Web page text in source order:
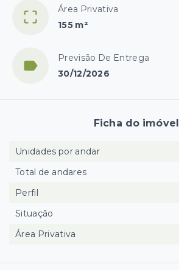
Área Privativa
155 m²
Previsão De Entrega
30/12/2026
Ficha do imóvel
Unidades por andar
Total de andares
Perfil
Situação
Área Privativa